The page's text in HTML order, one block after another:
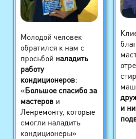
Молодой человек
обратился к нам с
просьбой наладить
работу
кондиционеров:
«Большое спасибо за
мастерови
Ленремонту, которые
смогли наладить
кондиционеры»
и